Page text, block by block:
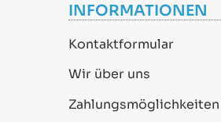
INFORMATIONEN
Kontaktformular
Wir über uns
Zahlungsmöglichkeiten